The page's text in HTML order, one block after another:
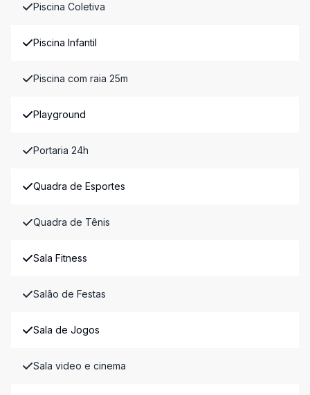
Piscina Coletiva
Piscina Infantil
Piscina com raia 25m
Playground
Portaria 24h
Quadra de Esportes
Quadra de Tênis
Sala Fitness
Salão de Festas
Sala de Jogos
Sala video e cinema